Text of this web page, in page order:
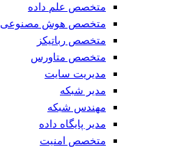
متخصص علم داده
متخصص هوش مصنوعی
متخصص رباتیکز
متخصص متاورس
مدیریت سایت
مدیر شبکه
مهندس شبکه
مدیر پایگاه داده
متخصص امنیت